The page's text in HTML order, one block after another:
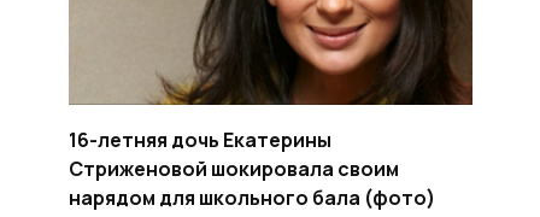
16-летняя дочь Екатерины
Стриженовой шокировала своим
нарядом для школьного бала (фото)